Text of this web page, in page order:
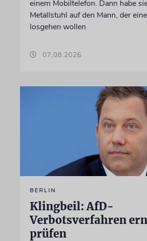
einem Mobiltelefon. Dann habe
Metallstuhl auf den Mann, der
losgehen wollen
07.08.2026
BERLIN
Klingbeil: AfD-
Verbotsverfahren
prüfen